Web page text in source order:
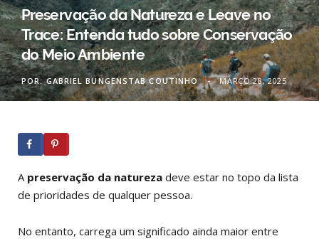
Preservação da Natureza e Leave no
Trace: Entenda tudo sobre Conservação
do Meio Ambiente
POR:GABRIEL BUNGENSTAB COUTINHO MARÇO 28, 2025
A preservação da natureza deve estar no topo da lista
de prioridades de qualquer pessoa.
No entanto, carrega um significado ainda maior entre